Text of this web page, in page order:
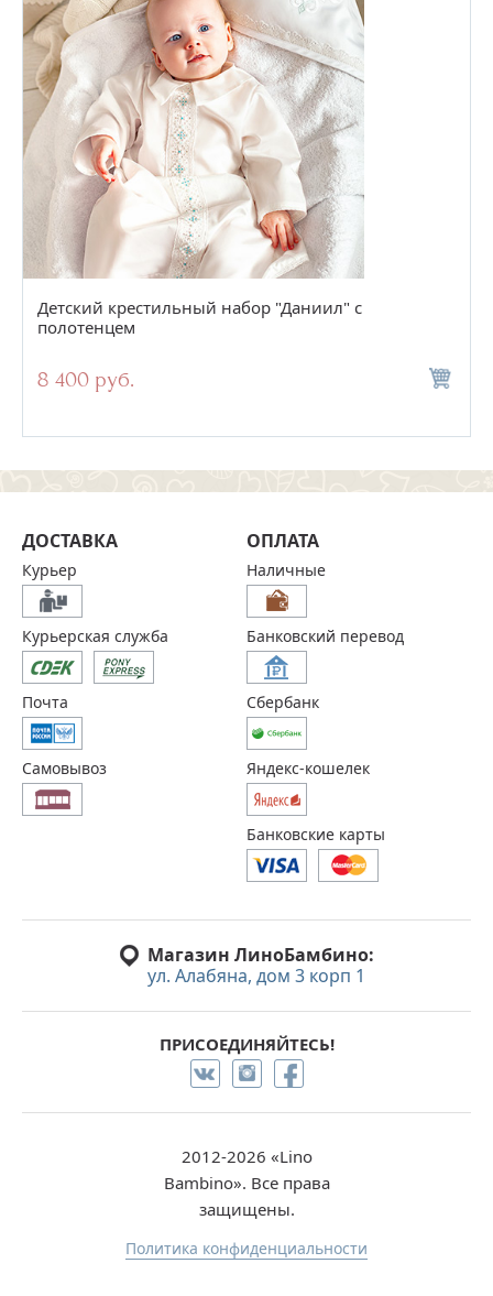
Детский крестильный набор "Даниил" с
полотенцем
8 400 руб.
Магазин ЛиноБамбино:
ул. Алабяна, дом 3 корп 1
ПРИСОЕДИНЯЙТЕСЬ!
ДОСТАВКА
Курьер
Курьерская служба
Почта
Самовывоз
ОПЛАТА
Наличные
Банковский перевод
Сбербанк
Яндекс-кошелек
Банковские карты
2012-2026 «Lino
Bambino». Все права
защищены.
Политика конфиденциальности